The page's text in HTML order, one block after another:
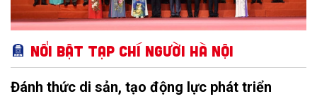
Nổi bật Tạp chí Người Hà Nội
Đánh thức di sản, tạo động lực phát triển